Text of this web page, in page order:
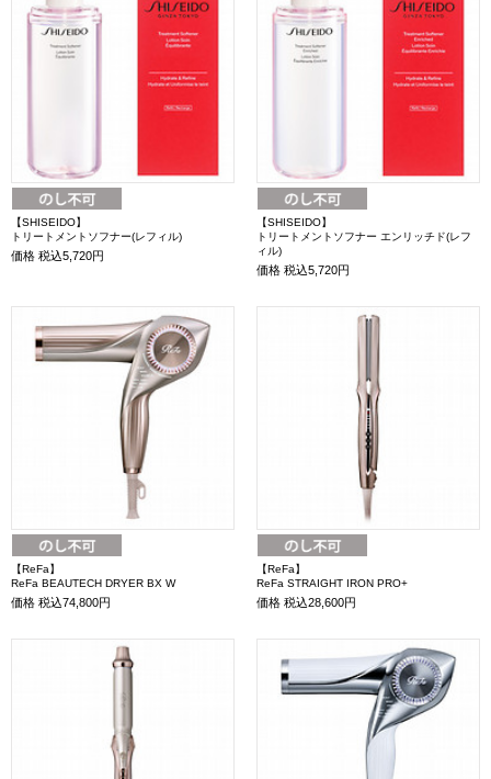
【SHISEIDO】
トリートメントソフナー(レフィル)
価格 税込5,720円
【SHISEIDO】
トリートメントソフナー エンリッチド(レフ
ィル)
価格 税込5,720円
【ReFa】
ReFa BEAUTECH DRYER BX W
価格 税込74,800円
【ReFa】
ReFa STRAIGHT IRON PRO+
価格 税込28,600円